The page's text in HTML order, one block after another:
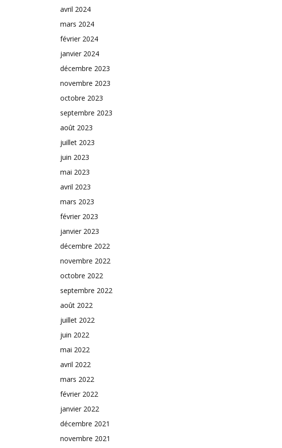
avril 2024
mars 2024
février 2024
janvier 2024
décembre 2023
novembre 2023
octobre 2023
septembre 2023
août 2023
juillet 2023
juin 2023
mai 2023
avril 2023
mars 2023
février 2023
janvier 2023
décembre 2022
novembre 2022
octobre 2022
septembre 2022
août 2022
juillet 2022
juin 2022
mai 2022
avril 2022
mars 2022
février 2022
janvier 2022
décembre 2021
novembre 2021